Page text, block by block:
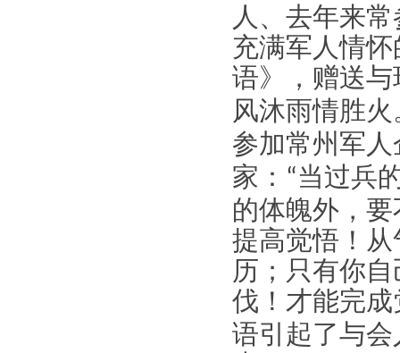
人、去年来
充满军人情
语》，赠送
风沐雨情胜
参加常州军
家： “当过兵
的体魄外，
提高觉悟！
历；只有你
伐！才能完
语引起了与